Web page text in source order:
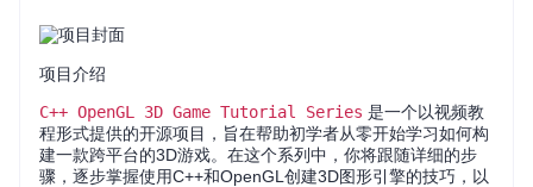
项目介绍
C++ OpenGL 3D Game Tutorial Series 是一个以视频教
程形式提供的开源项目，旨在帮助初学者从零开始学习如何构
建一款跨平台的3D游戏。在这个系列中，你将跟随详细的步
骤，逐步掌握使用C++和OpenGL创建3D图形引擎的技巧，以